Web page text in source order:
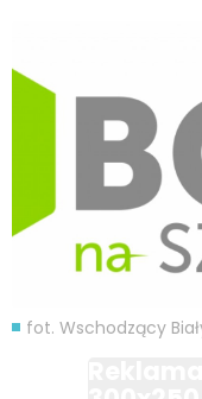
fot. Wschodzący